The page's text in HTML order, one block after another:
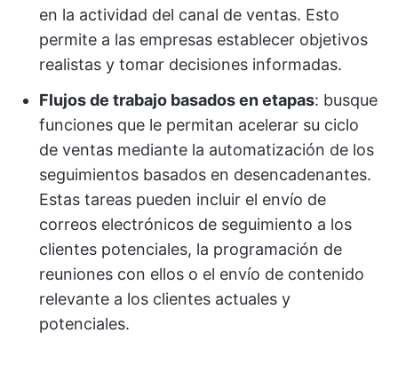
en la actividad del canal de ventas. Esto
permite a las empresas establecer objetivos
realistas y tomar decisiones informadas.
Flujos de trabajo basados en etapas: busque
funciones que le permitan acelerar su ciclo
de ventas mediante la automatización de los
seguimientos basados en desencadenantes.
Estas tareas pueden incluir el envío de
correos electrónicos de seguimiento a los
clientes potenciales, la programación de
reuniones con ellos o el envío de contenido
relevante a los clientes actuales y
potenciales.